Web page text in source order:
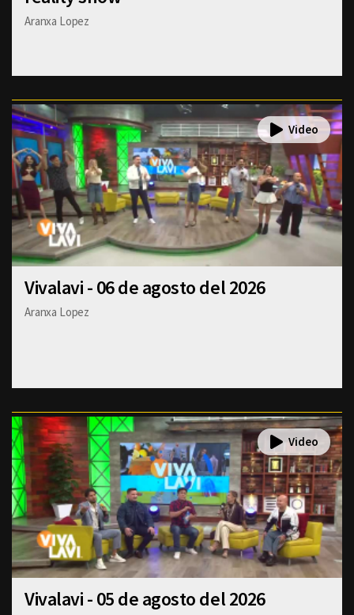
Aranxa Lopez
Vivalavi - 06 de agosto del 2026
Aranxa Lopez
Vivalavi - 05 de agosto del 2026